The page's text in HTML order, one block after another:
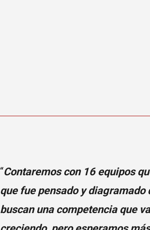
“Contaremos con 16 equipos
que fue pensado y
buscan una competencia que